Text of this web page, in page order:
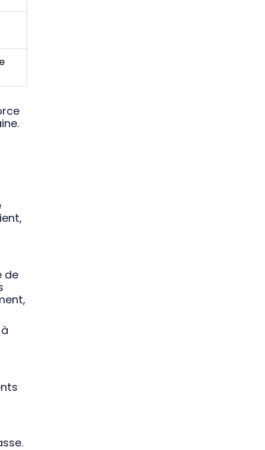
de